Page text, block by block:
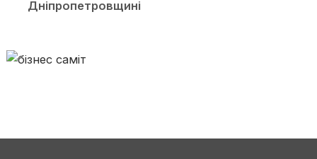
Дніпропетровщині